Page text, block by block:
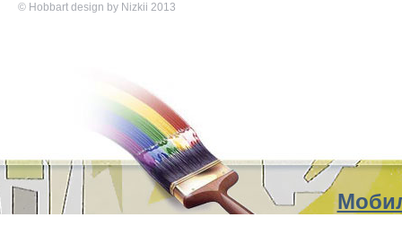
© Hobbart design by Nizkii 2013